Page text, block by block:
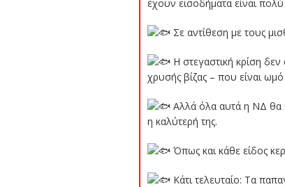
έχουν εισοδήματα είναι
Σε αντίθεση με τους
Η στεγαστική κρίση δεν
χρυσής βίζας – που είναι
Αλλά όλα αυτά η ΝΔ θα
η καλύτερή της.
Όπως και κάθε είδος
Κάτι τελευταίο: Τα